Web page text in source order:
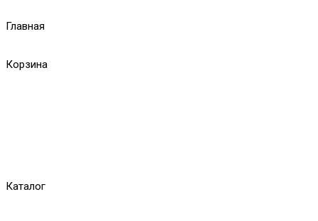
Главная
Корзина
Каталог